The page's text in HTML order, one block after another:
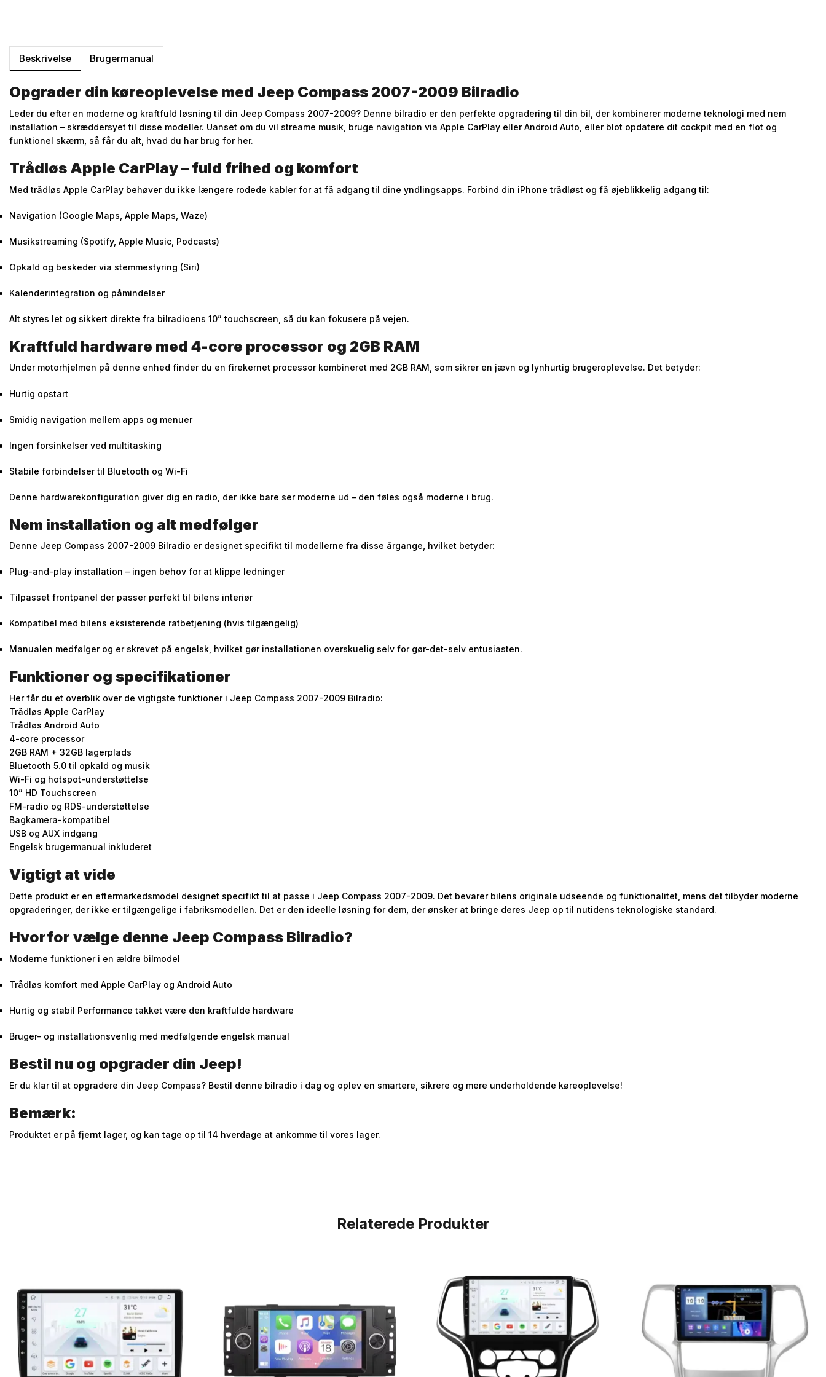
Beskrivelse Brugermanual
Opgrader din køreoplevelse med Jeep Compass 2007-2009 Bilradio
Leder du efter en moderne og kraftfuld løsning til din Jeep Compass 2007-2009? Denne bilradio er den perfekte opgradering til din bil, der kombinerer moderne teknologi med nem
installation – skræddersyet til disse modeller. Uanset om du vil streame musik, bruge navigation via Apple CarPlay eller Android Auto, eller blot opdatere dit cockpit med en flot og
funktionel skærm, så får du alt, hvad du har brug for her.
Trådløs Apple CarPlay – fuld frihed og komfort
Med trådløs Apple CarPlay behøver du ikke længere rodede kabler for at få adgang til dine yndlingsapps. Forbind din iPhone trådløst og få øjeblikkelig adgang til:
Navigation (Google Maps, Apple Maps, Waze)
Musikstreaming (Spotify, Apple Music, Podcasts)
Opkald og beskeder via stemmestyring (Siri)
Kalenderintegration og påmindelser
Alt styres let og sikkert direkte fra bilradioens 10” touchscreen, så du kan fokusere på vejen.
Kraftfuld hardware med 4-core processor og 2GB RAM
Under motorhjelmen på denne enhed finder du en firekernet processor kombineret med 2GB RAM, som sikrer en jævn og lynhurtig brugeroplevelse. Det betyder:
Hurtig opstart
Smidig navigation mellem apps og menuer
Ingen forsinkelser ved multitasking
Stabile forbindelser til Bluetooth og Wi-Fi
Denne hardwarekonfiguration giver dig en radio, der ikke bare ser moderne ud – den føles også moderne i brug.
Nem installation og alt medfølger
Denne Jeep Compass 2007-2009 Bilradio er designet specifikt til modellerne fra disse årgange, hvilket betyder:
Plug-and-play installation – ingen behov for at klippe ledninger
Tilpasset frontpanel der passer perfekt til bilens interiør
Kompatibel med bilens eksisterende ratbetjening (hvis tilgængelig)
Manualen medfølger og er skrevet på engelsk, hvilket gør installationen overskuelig selv for gør-det-selv entusiasten.
Funktioner og specifikationer
Her får du et overblik over de vigtigste funktioner i Jeep Compass 2007-2009 Bilradio:
Trådløs Apple CarPlay
Trådløs Android Auto
4-core processor
2GB RAM + 32GB lagerplads
Bluetooth 5.0 til opkald og musik
Wi-Fi og hotspot-understøttelse
10” HD Touchscreen
FM-radio og RDS-understøttelse
Bagkamera-kompatibel
USB og AUX indgang
Engelsk brugermanual inkluderet
Vigtigt at vide
Dette produkt er en eftermarkedsmodel designet specifikt til at passe i Jeep Compass 2007-2009. Det bevarer bilens originale udseende og funktionalitet, mens det tilbyder moderne
opgraderinger, der ikke er tilgængelige i fabriksmodellen. Det er den ideelle løsning for dem, der ønsker at bringe deres Jeep op til nutidens teknologiske standard.
Hvorfor vælge denne Jeep Compass Bilradio?
Moderne funktioner i en ældre bilmodel
Trådløs komfort med Apple CarPlay og Android Auto
Hurtig og stabil Performance takket være den kraftfulde hardware
Bruger- og installationsvenlig med medfølgende engelsk manual
Bestil nu og opgrader din Jeep!
Er du klar til at opgradere din Jeep Compass? Bestil denne bilradio i dag og oplev en smartere, sikrere og mere underholdende køreoplevelse!
Bemærk:
Produktet er på fjernt lager, og kan tage op til 14 hverdage at ankomme til vores lager.
Relaterede Produkter